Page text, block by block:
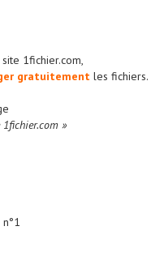
1fichier.com,
gratuitement les fichiers.
»